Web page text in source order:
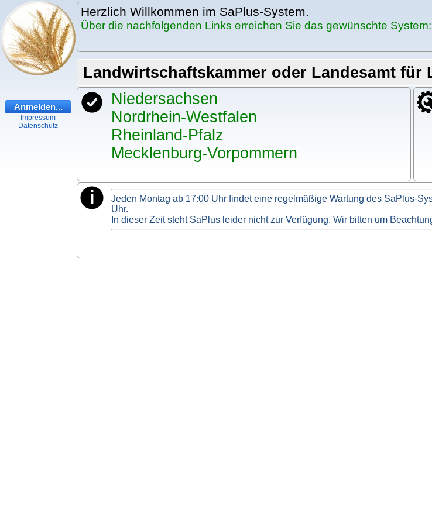
Anmelden...
Impressum
Datenschutz
Herzlich Willkommen im SaPlus-System.
Über die nachfolgenden Links erreichen Sie das gewünschte System:
Landwirtschaftskammer oder Landesamt für
Niedersachsen
Nordrhein-Westfalen
Rheinland-Pfalz
Mecklenburg-Vorpommern
Jeden Montag ab 17:00 Uhr findet eine regelmäßige Wartung des SaPlus-
Uhr.
In dieser Zeit steht SaPlus leider nicht zur Verfügung. Wir bitten um